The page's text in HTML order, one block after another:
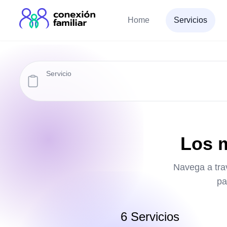
Home Servicios
Servicio
Los
Navega a
6 Servicios